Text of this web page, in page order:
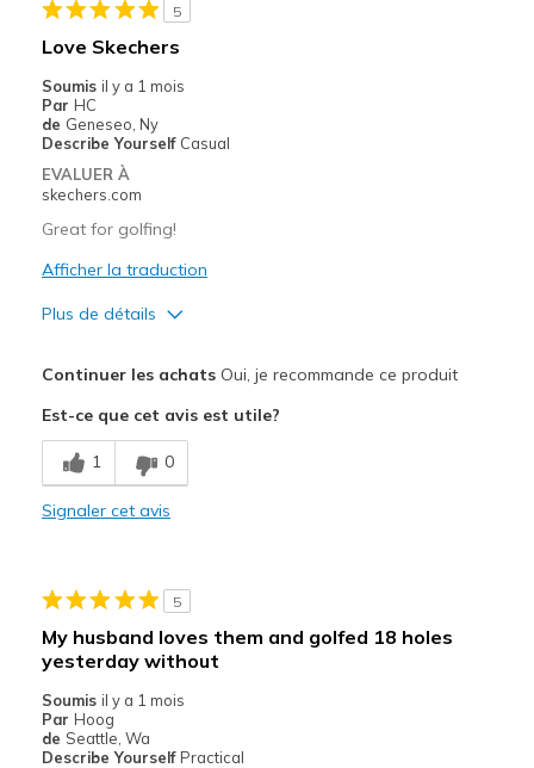
Les meilleures utilisations
Wear for golf
Width
Sizing
Feels full size too small
View On Shoes
5
Love Skechers
Soumis il y a 1 mois
Par HC
de Geneseo, Ny
Describe Yourself Casual
EVALUER À
skechers.com
Great for golfing!
Afficher la traduction
Plus de détails
Comfortable
Durable
Special Occasions
Width
Feels true to width
Sizing
View On Shoes
Continuer les achatsOui, je recommande ce produit
Est-ce que cet avis est utile?
1 0
Signaler cet avis
5
My husband loves them and golfed 18 holes
yesterday without
Soumis il y a 1 mois
Par Hoog
de Seattle, Wa
Describe Yourself Practical